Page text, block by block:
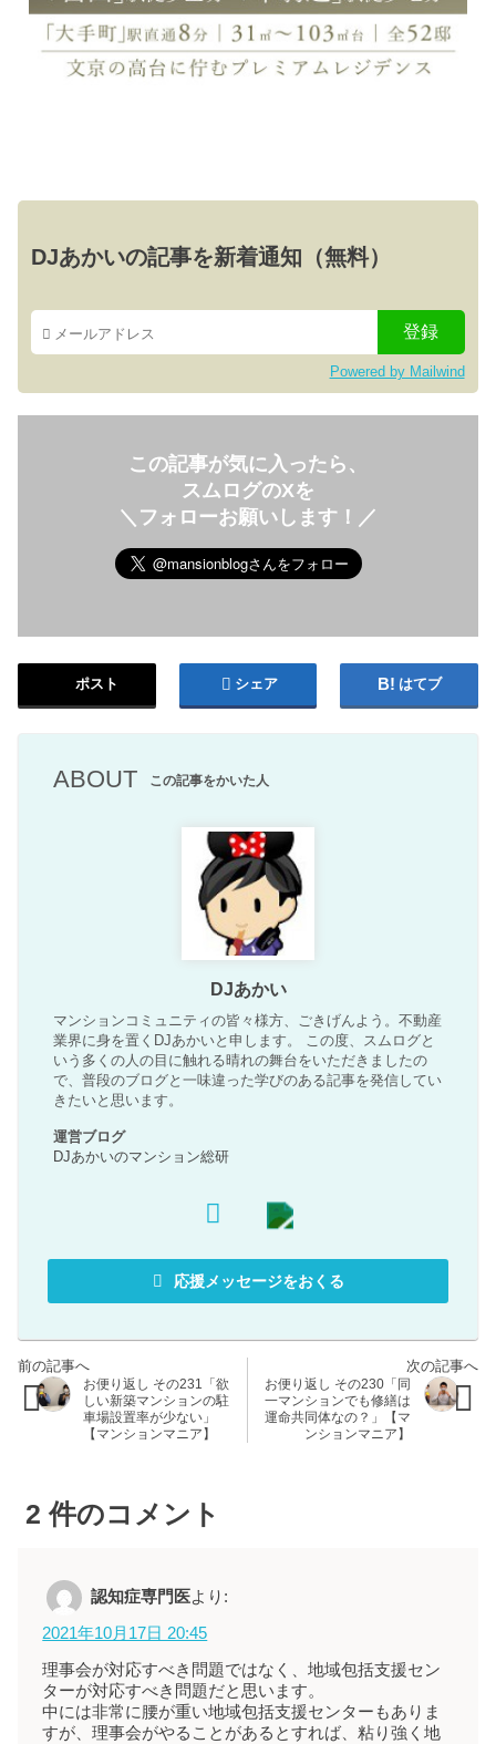
DJあかいの記事を新着通知（無料）
Powered by Mailwind
この記事が気に入ったら、
スムログのXを
＼フォローお願いします！／
ポスト シェア はてブ
ABOUT この記事をかいた人
DJあかい
マンションコミュニティの皆々様方、ごきげんよう。不動産
業界に身を置くDJあかいと申します。 この度、スムログと
いう多くの人の目に触れる晴れの舞台をいただきましたの
で、普段のブログと一味違った学びのある記事を発信してい
きたいと思います。
運営ブログ
DJあかいのマンション総研
応援メッセージをおくる
お便り返し その231「欲
しい新築マンションの駐
車場設置率が少ない」
【マンションマニア】
お便り返し その230「同
一マンションでも修繕は
運命共同体なの？」【マ
ンションマニア】
2 件のコメント
認知症専門医より:
2021年10月17日 20:45
理事会が対応すべき問題ではなく、地域包括支援セン
ターが対応すべき問題だと思います。
中には非常に腰が重い地域包括支援センターもありま
すが、理事会がやることがあるとすれば、粘り強く地